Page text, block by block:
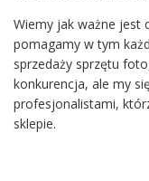
Wiemy jak ważne jest
pomagamy w tym
sprzedaży sprzętu
konkurencja, ale my
profesjonalistami,
sklepie.